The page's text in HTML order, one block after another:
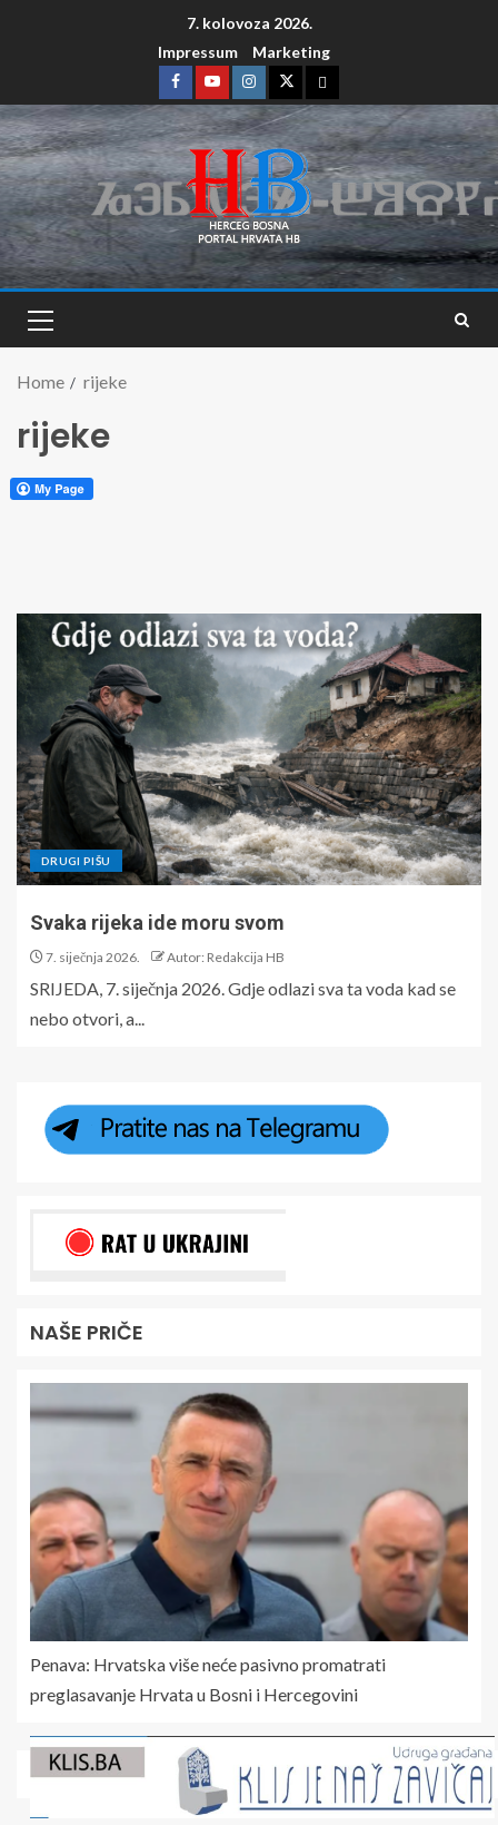
7. kolovoza 2026.
Impressum
Marketing
Home rijeke
rijeke
DRUGI PIŠU
Svaka rijeka ide moru svom
7. siječnja 2026. Autor: Redakcija HB
SRIJEDA, 7. siječnja 2026. Gdje odlazi sva ta voda kad se
nebo otvori, a...
NAŠE PRIČE
Penava: Hrvatska više neće pasivno promatrati
preglasavanje Hrvata u Bosni i Hercegovini